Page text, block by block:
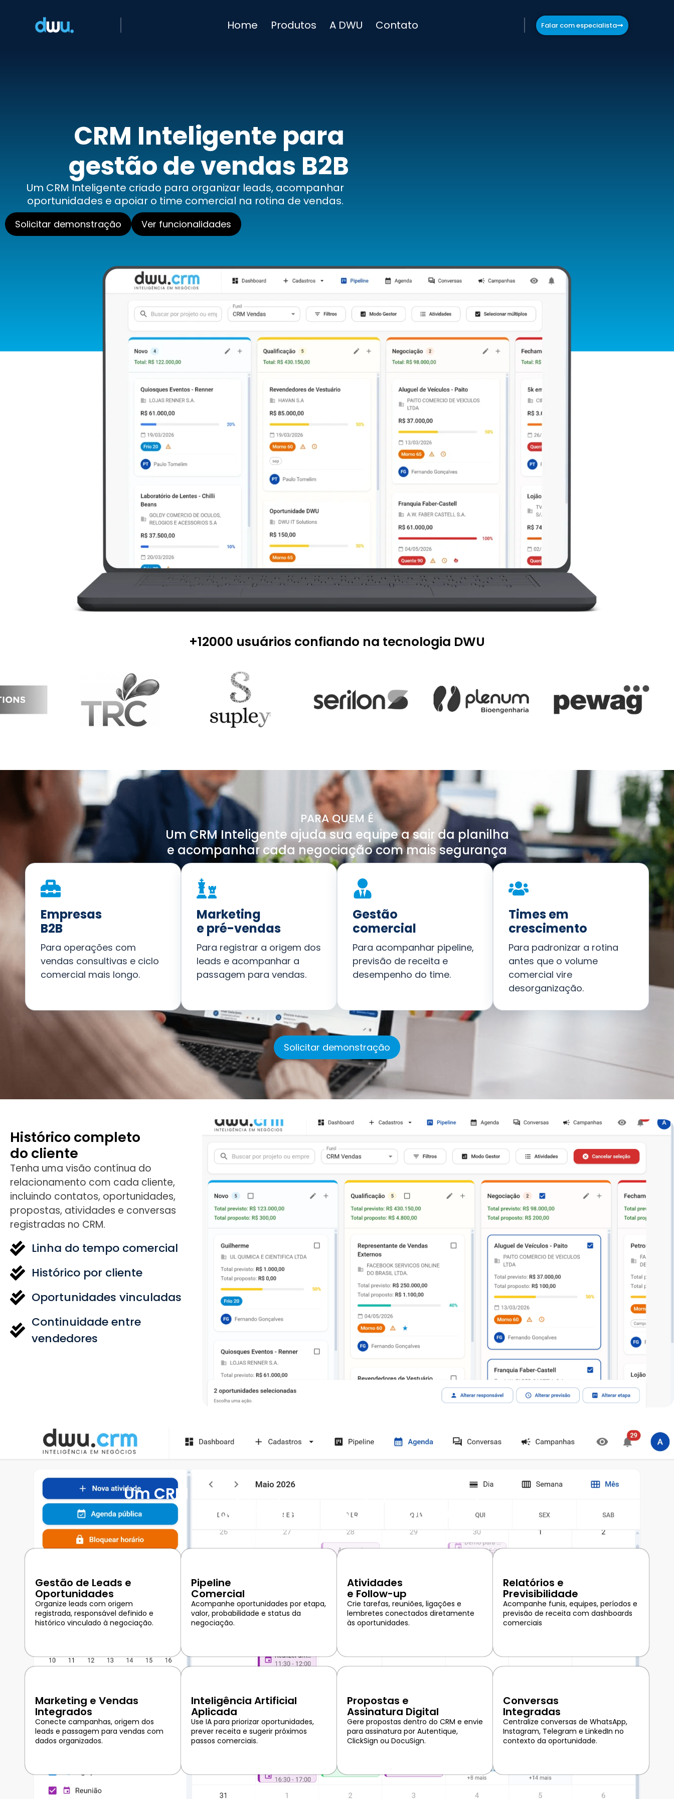
Home Produtos A DWU Contato Falar com especialista
CRM Inteligente para
gestão de vendas B2B
Um CRM Inteligente criado para organizar leads, acompanhar
oportunidades e apoiar o time comercial na rotina de vendas.
Solicitar demonstração Ver funcionalidades
+12000 usuários confiando na tecnologia DWU
PARA QUEM É
Um CRM Inteligente ajuda sua equipe a sair da planilha
e acompanhar cada negociação com mais segurança
Empresas
B2B
Para operações com
vendas consultivas e ciclo
comercial mais longo.
Marketing
e pré-vendas
Para registrar a origem dos
leads e acompanhar a
passagem para vendas.
Gestão
comercial
Para acompanhar pipeline,
previsão de receita e
desempenho do time.
Times em
crescimento
Para padronizar a rotina
antes que o volume
comercial vire
desorganização.
Solicitar demonstração
Histórico completo
do cliente
Tenha uma visão contínua do
relacionamento com cada cliente,
incluindo contatos, oportunidades,
propostas, atividades e conversas
registradas no CRM.
Linha do tempo comercial
Histórico por cliente
Oportunidades vinculadas
Continuidade entre
vendedores
Um CRM Inteligente para sua equipe a sair da planilha e
acompanhar cada negociação
Gestão de Leads e
Oportunidades
Organize leads com origem
registrada, responsável definido e
histórico vinculado à negociação.
Pipeline
Comercial
Acompanhe oportunidades por etapa,
valor, probabilidade e status da
negociação.
Atividades
e Follow-up
Crie tarefas, reuniões, ligações e
lembretes conectados diretamente
às oportunidades.
Relatórios e
Previsibilidade
Acompanhe funis, equipes, períodos e
previsão de receita com dashboards
comerciais
Marketing e Vendas
Integrados
Conecte campanhas, origem dos
leads e passagem para vendas com
dados organizados.
Inteligência Artificial
Aplicada
Use IA para priorizar oportunidades,
prever receita e sugerir próximos
passos comerciais.
Propostas e
Assinatura Digital
Gere propostas dentro do CRM e envie
para assinatura por Autentique,
ClickSign ou DocuSign.
Conversas
Integradas
Centralize conversas de WhatsApp,
Instagram, Telegram e LinkedIn no
contexto da oportunidade.